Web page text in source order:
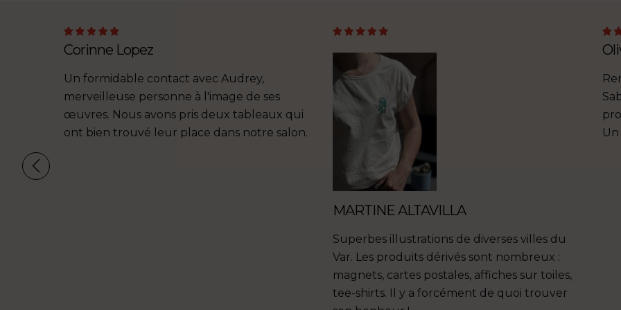
Corinne Lopez
Un formidable contact avec Audrey,
merveilleuse personne à l'image de ses
œuvres. Nous avons pris deux tableaux qui
ont bien trouvé leur place dans notre salon.
MARTINE ALTAVILLA
Superbes illustrations de diverses villes du
Var. Les produits dérivés sont nombreux :
magnets, cartes postales, affiches sur toiles,
tee-shirts. Il y a forcément de quoi trouver